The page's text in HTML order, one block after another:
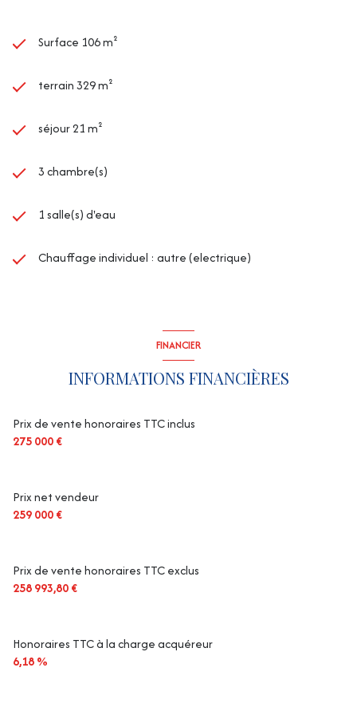
Surface 106 m²
terrain 329 m²
séjour 21 m²
3 chambre(s)
1 salle(s) d'eau
Chauffage individuel : autre (electrique)
FINANCIER
INFORMATIONS FINANCIÈRES
Prix de vente honoraires TTC inclus
275 000 €
Prix net vendeur
259 000 €
Prix de vente honoraires TTC exclus
258 993,80 €
Honoraires TTC à la charge acquéreur
6,18 %